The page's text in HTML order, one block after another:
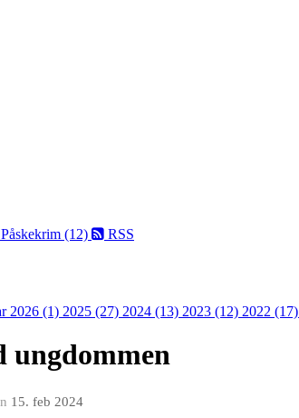
Påskekrim (12) RSS
2026 (1) 2025 (27) 2024 (13) 2023 (12) 2022 (17)
ungdommen
15. feb 2024